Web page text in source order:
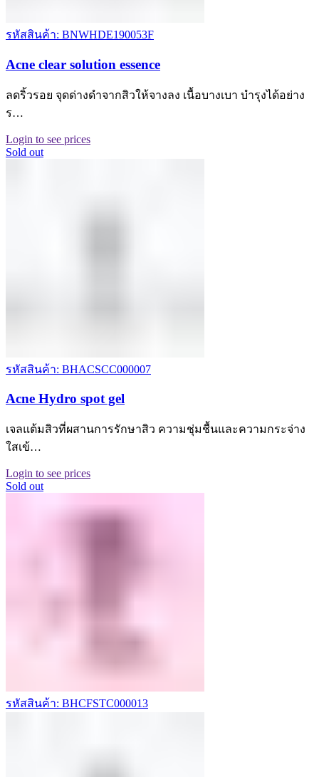
รหัสสินค้า: BNWHDE190053F
Acne clear solution essence
ลดริ้วรอย จุดด่างดำจากสิวให้จางลง เนื้อบางเบา บำรุงได้อย่าง
ร…
Login to see prices
Sold out
รหัสสินค้า: BHACSCC000007
Acne Hydro spot gel
เจลแต้มสิวที่ผสานการรักษาสิว ความชุ่มชื้นและความกระจ่าง
ใสเข้…
Login to see prices
Sold out
รหัสสินค้า: BHCFSTC000013